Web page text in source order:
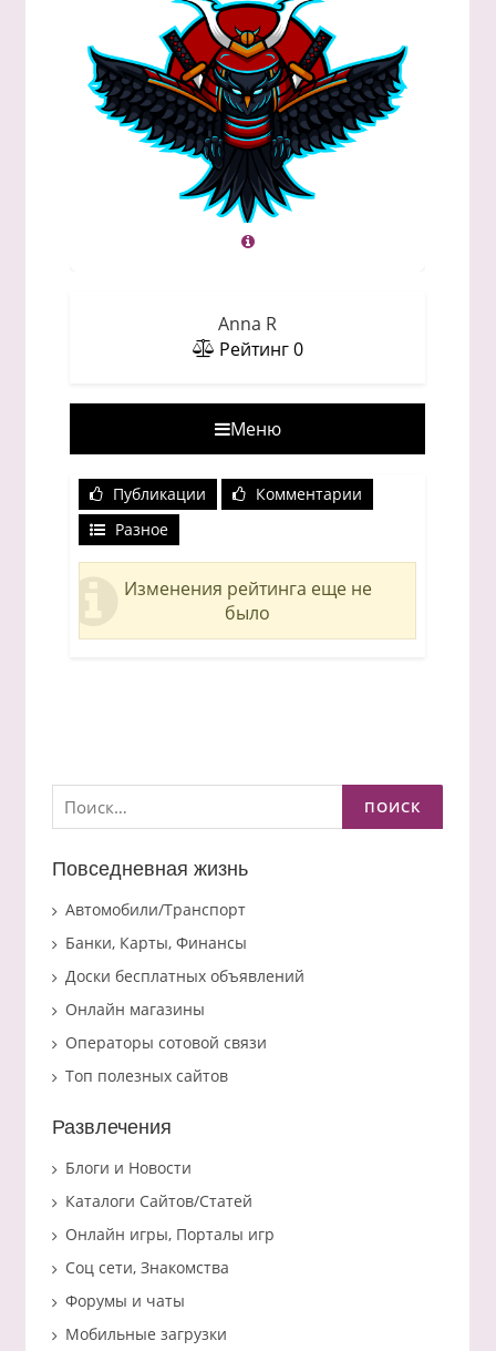
Anna R
Рейтинг0
Меню
Публикации
Комментарии
Разное
Изменения рейтинга еще не
было
Найти:
Повседневная жизнь
Автомобили/Транспорт
Банки, Карты, Финансы
Доски бесплатных объявлений
Онлайн магазины
Операторы сотовой связи
Топ полезных сайтов
Развлечения
Блоги и Новости
Каталоги Сайтов/Статей
Онлайн игры, Порталы игр
Соц сети, Знакомства
Форумы и чаты
Мобильные загрузки